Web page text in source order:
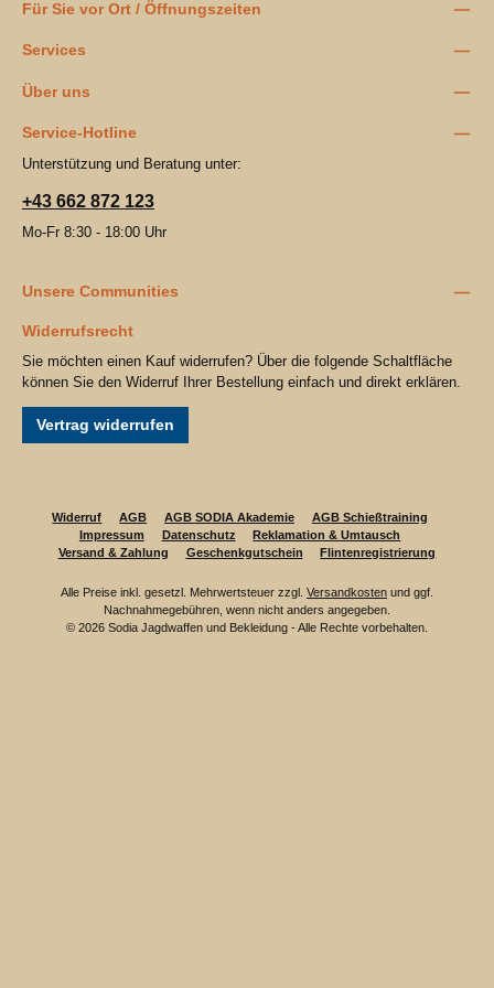
Für Sie vor Ort / Öffnungszeiten
Services
Über uns
Service-Hotline
Unterstützung und Beratung unter:
+43 662 872 123
Mo-Fr 8:30 - 18:00 Uhr
Unsere Communities
Widerrufsrecht
Sie möchten einen Kauf widerrufen? Über die folgende Schaltfläche
können Sie den Widerruf Ihrer Bestellung einfach und direkt erklären.
Vertrag widerrufen
Widerruf AGB AGB SODIA Akademie
AGB Schießtraining
Impressum
Datenschutz
Reklamation & Umtausch
Versand & Zahlung
Geschenkgutschein Flintenregistrierung
Alle Preise inkl. gesetzl. Mehrwertsteuer zzgl. Versandkosten und ggf.
Nachnahmegebühren, wenn nicht anders angegeben.
© 2026 Sodia Jagdwaffen und Bekleidung - Alle Rechte vorbehalten.